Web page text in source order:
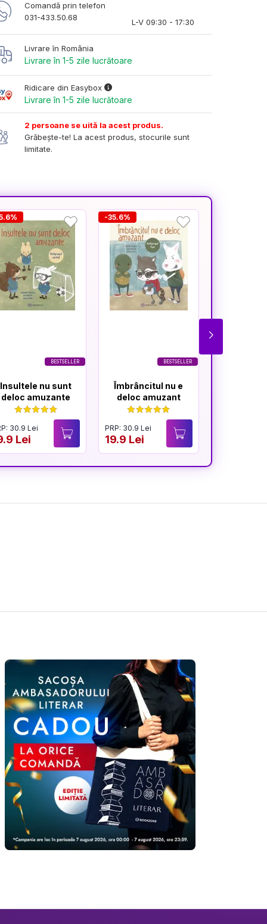
Comandă prin telefon
031-433.50.68
L-V 09:30 - 17:30
Livrare în România
Livrare în 1-5 zile lucrătoare
Ridicare din Easybox
Livrare în 1-5 zile lucrătoare
2 persoane se uită la acest produs.
Grăbește-te! La acest produs, stocurile sunt
limitate.
BESTSELLER
Insultele nu sunt
deloc amuzante
30.9 Lei
Lei
BESTSELLER
-35.6%
Îmbrâncitul nu e
deloc amuzant
PRP: 30.9 Lei
19.9 Lei